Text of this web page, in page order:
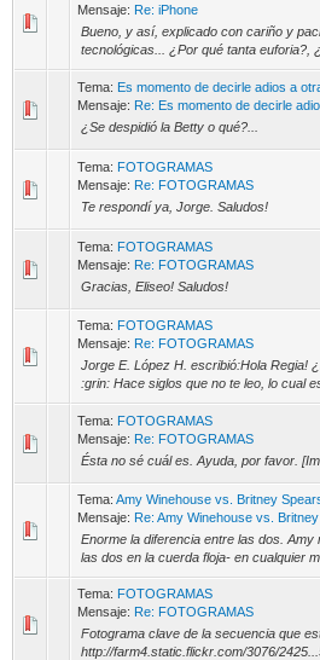
Mensaje: Re: iPhone
Bueno, y así, explicado con cariño y
tecnológicas... ¿Por qué tanta euforia?,
Tema: Es momento de decirle adios a
Mensaje: Re: Es momento de decirle
¿Se despidió la Betty o qué?...
Tema: FOTOGRAMAS
Mensaje: Re: FOTOGRAMAS
Te respondí ya, Jorge. Saludos!
Tema: FOTOGRAMAS
Mensaje: Re: FOTOGRAMAS
Gracias, Eliseo! Saludos!
Tema: FOTOGRAMAS
Mensaje: Re: FOTOGRAMAS
Jorge E. López H. escribió:Hola Regia!
:grin: Hace siglos que no te leo, lo cual
Tema: FOTOGRAMAS
Mensaje: Re: FOTOGRAMAS
Ésta no sé cuál es. Ayuda, por favor.
Tema: Amy Winehouse vs. Britney
Mensaje: Re: Amy Winehouse vs.
Enorme la diferencia entre las dos.
las dos en la cuerda floja- en cualquier
Tema: FOTOGRAMAS
Mensaje: Re: FOTOGRAMAS
Fotograma clave de la secuencia que
http://farm4.static.flickr.com/3076/